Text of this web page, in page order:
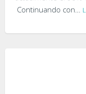
Continuando con…